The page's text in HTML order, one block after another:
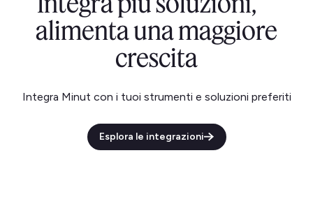
alimenta una maggiore
crescita
Integra Minut con i tuoi strumenti e soluzioni preferiti
Esplora le integrazioni